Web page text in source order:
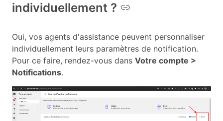
individuellement ?
Oui, vos agents d'assistance peuvent personnaliser
individuellement leurs paramètres de notification.
Pour ce faire, rendez-vous dans Votre compte >
Notifications.